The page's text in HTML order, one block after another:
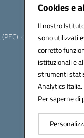
Cookies e
Il nostro
sono utilizzati
corretto
istituzionali e
strumenti
Analytics Italia.
Per saperne di